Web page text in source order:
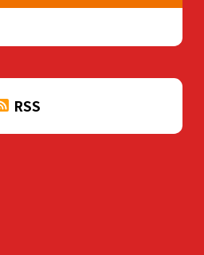
RSS